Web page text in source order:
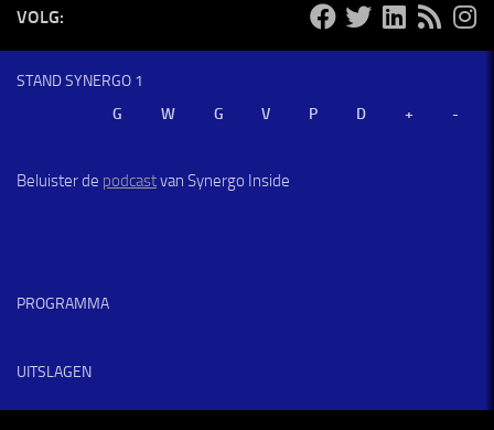
VOLG:
STAND SYNERGO 1
Beluister de podcastvan Synergo Inside
PROGRAMMA
UITSLAGEN